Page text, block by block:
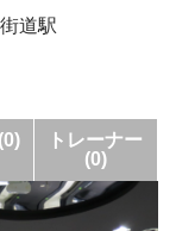
道駅
トレーナー
(0)